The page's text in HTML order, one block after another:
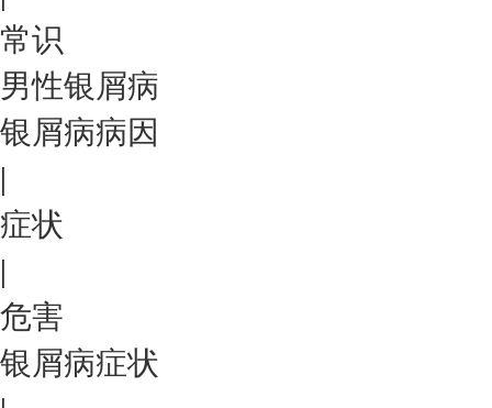
常识
男性银屑病
银屑病病因
|
症状
|
危害
银屑病症状